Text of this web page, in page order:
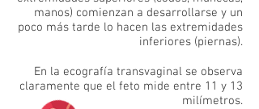
manos) comienzan a desarrollarse y un
poco más tarde lo hacen las extremidades
inferiores (piernas).
En la ecografía transvaginal se observa
claramente que el feto mide entre 11 y 13
milímetros.